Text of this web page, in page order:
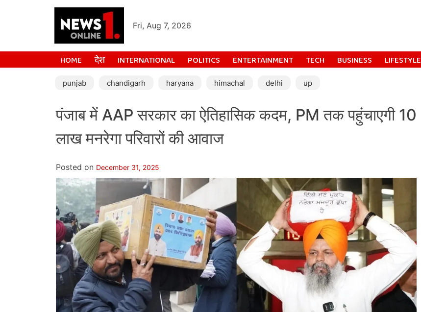
Fri, Aug 7, 2026
HOME देश INTERNATIONAL POLITICS ENTERTAINMENT TECH BUSINESS LIFESTYLE
punjab chandigarh haryana himachal delhi up
पंजाब में AAP सरकार का ऐतिहासिक कदम, PM तक पहुंचाएगी 10
लाख मनरेगा परिवारों की आवाज
Posted on December 31, 2025